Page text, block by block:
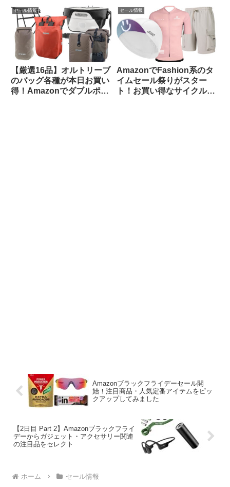
で】
セール情報
【厳選16品】オルトリーブ
のバッグ各種が本日お買い
得！Amazonでダブルポイ
セール情報
AmazonでFashion系のタ
イムセール祭りがスター
ト！お買い得なサイクルウ
Amazonブラックフライデーセール開
始！注目商品・人気定番アイテムをピッ
クアップしてみました
【2日目 Part 2】Amazonブラックフライ
デーからガジェット・アクセサリー関連
の注目品をセレクト
ホーム セール情報